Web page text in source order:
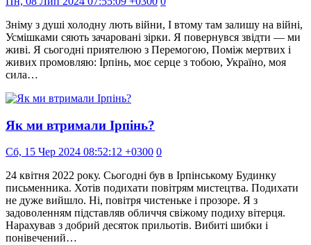
Зніму з душі холодну лють війни, І втому там залишу на війні,
Усмішками сяють зачаровані зірки. Я повернувся звідти — ми
живі. Я сьогодні приятелюю з Перемогою, Поміж мертвих і
живих промовляю: Ірпінь, моє серце з тобою, Україно, моя
сила…
Як ми втримали Ірпінь?
Сб, 15 Чер 2024 08:52:12 +0300 0
24 квітня 2022 року. Сьогодні був в Ірпінському Будинку
письменника. Хотів подихати повітрям мистецтва. Подихати
не дуже вийшло. Ні, повітря чистеньке і прозоре. Я з
задоволенням підставляв обличчя свіжому подиху вітерця.
Нарахував з добрий десяток прильотів. Вибиті шибки і
понівечений…